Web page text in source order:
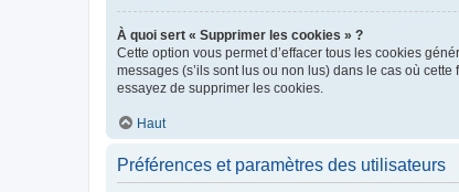
À quoi sert « Supprimer les cookies » ?
Cette option vous permet d’effacer tous les cookies
messages (s’ils sont lus ou non lus) dans le cas où
essayez de supprimer les cookies.
Haut
Préférences et paramètres des utilisateurs